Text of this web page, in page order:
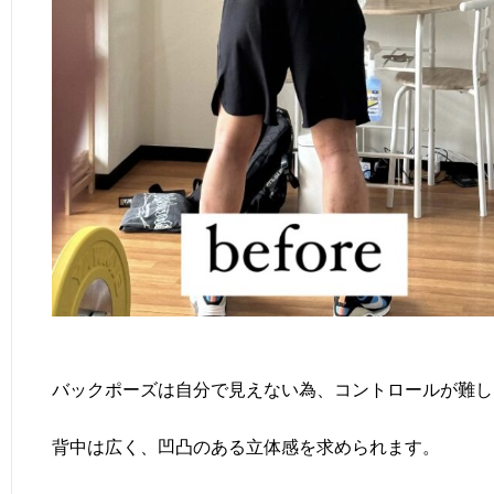
バックポーズは自分で見えない為、コントロールが難
背中は広く、凹凸のある立体感を求められます。